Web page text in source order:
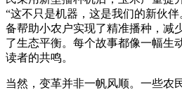
“这不只是机器，这是我们的新伙
备帮助小农户实现了精准播种，减
了生态平衡。每个故事都像一幅生
读者的共鸣。
当然，变革并非一帆风顺。一些农